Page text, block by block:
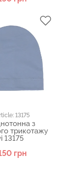
13175
з
трикотажу
13175
грн